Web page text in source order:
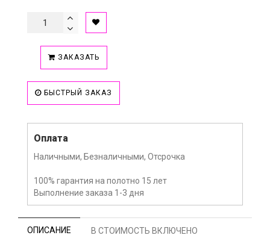
ЗАКАЗАТЬ
БЫСТРЫЙ ЗАКАЗ
Оплата
Наличными, Безналичными, Отсрочка
100% гарантия на полотно 15 лет
Выполнение заказа 1-3 дня
ОПИСАНИЕ В СТОИМОСТЬ ВКЛЮЧЕНО